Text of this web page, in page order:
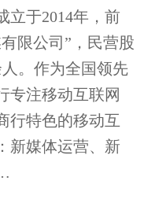
立于2014年，前
限公司”，民营股
。作为全国领先
专注移动互联网
行特色的移动互
新媒体运营、新